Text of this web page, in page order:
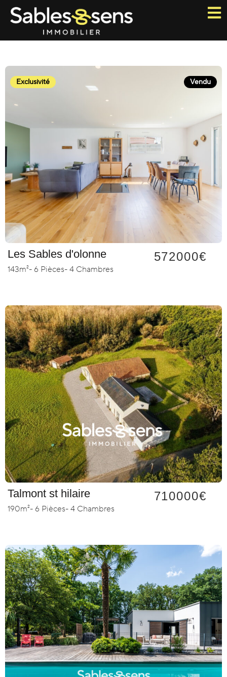
Les Sables d'olonne 572000€
143m²- 6 Pièces- 4 Chambres
Exclusivité Vendu
Talmont st hilaire 710000€
190m²- 6 Pièces- 4 Chambres